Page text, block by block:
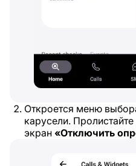
Откроется меню
карусели.
экран «Отключить